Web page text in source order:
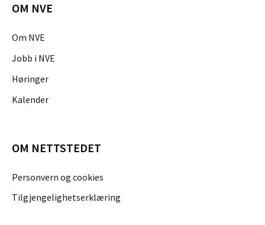
OM NVE
Om NVE
Jobb i NVE
Høringer
Kalender
OM NETTSTEDET
Personvern og cookies
Tilgjengelighetserklæring